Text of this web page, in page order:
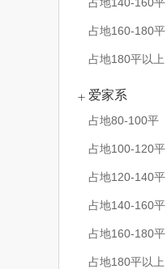
占地160-180平
占地180平以上
爱家系
占地80-100平
占地100-120平
占地120-140平
占地140-160平
占地160-180平
占地180平以上